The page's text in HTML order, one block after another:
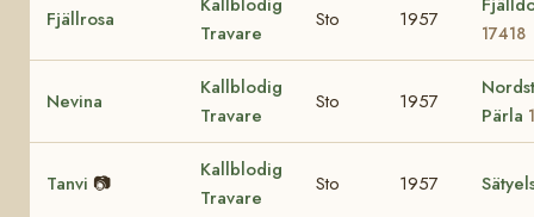
Fjällrosa
Travare
Sto 1957
17418
Nevina
Kallblodig
Travare
Sto 1957
Pärla
Tanvi 📷
Kallblodig
Travare
Sto 1957